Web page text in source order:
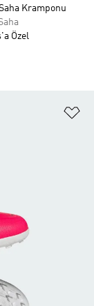
Kramponu
Özel